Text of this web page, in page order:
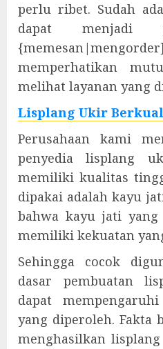
perlu ribet. Sudah
dapat menjadi
memperhatikan
melihat layanan yang
Lisplang Ukir
Perusahaan kami
penyedia lisplang
memiliki kualitas
dipakai adalah kayu
bahwa kayu jati
memiliki kekuatan
Sehingga cocok
dasar pembuatan
dapat
yang diperoleh. Fakta
menghasilkan